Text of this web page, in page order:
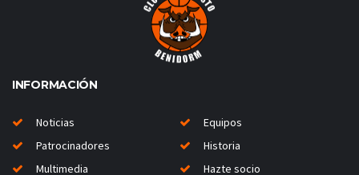
INFORMACIÓN
Noticias
Equipos
Patrocinadores
Historia
Multimedia
Hazte socio